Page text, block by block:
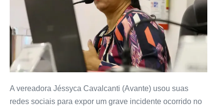
A vereadora Jéssyca Cavalcanti (Avante) usou suas
redes sociais para expor um grave incidente ocorrido no